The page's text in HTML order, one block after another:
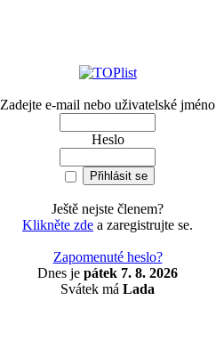
Zadejte e-mail nebo uživatelské jméno
Heslo
Ještě nejste členem?
Klikněte zde a zaregistrujte se.
Zapomenuté heslo?
Dnes je pátek 7. 8. 2026
Svátek má Lada